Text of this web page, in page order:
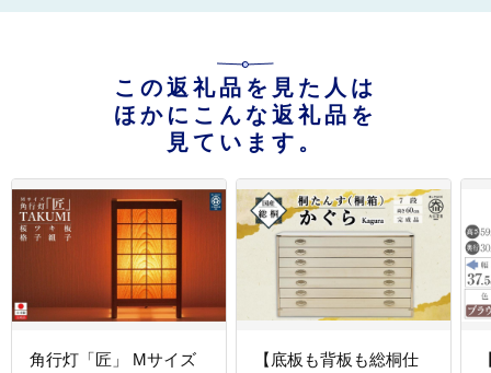
この返礼品を見た人は
ほかにこんな返礼品を
見ています。
角行灯「匠」 Mサイズ
【底板も背板も総桐仕